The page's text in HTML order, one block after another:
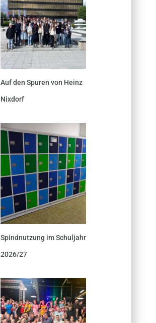
Auf den Spuren von Heinz
Nixdorf
Spindnutzung im Schuljahr
2026/27